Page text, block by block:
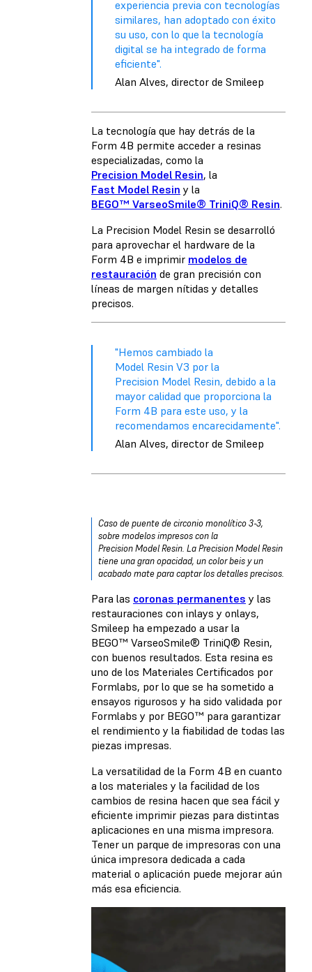
experiencia previa con tecnologías
similares, han adoptado con éxito
su uso, con lo que la tecnología
digital se ha integrado de forma
eficiente".
Alan Alves, director de Smileep
La tecnología que hay detrás de la
Form 4B permite acceder a resinas
especializadas, como la
Precision Model Resin, la
Fast Model Resin y la
BEGO™ VarseoSmile® TriniQ® Resin.
La Precision Model Resin se desarrolló
para aprovechar el hardware de la
Form 4B e imprimir modelos de
restauración de gran precisión con
líneas de margen nítidas y detalles
precisos.
"Hemos cambiado la
Model Resin V3 por la
Precision Model Resin, debido a la
mayor calidad que proporciona la
Form 4B para este uso, y la
recomendamos encarecidamente".
Alan Alves, director de Smileep
Caso de puente de circonio monolítico 3-3,
sobre modelos impresos con la
Precision Model Resin. La Precision Model Resin
tiene una gran opacidad, un color beis y un
acabado mate para captar los detalles precisos.
Para las coronas permanentes y las
restauraciones con inlays y onlays,
Smileep ha empezado a usar la
BEGO™ VarseoSmile® TriniQ® Resin,
con buenos resultados. Esta resina es
uno de los Materiales Certificados por
Formlabs, por lo que se ha sometido a
ensayos rigurosos y ha sido validada por
Formlabs y por BEGO™ para garantizar
el rendimiento y la fiabilidad de todas las
piezas impresas.
La versatilidad de la Form 4B en cuanto
a los materiales y la facilidad de los
cambios de resina hacen que sea fácil y
eficiente imprimir piezas para distintas
aplicaciones en una misma impresora.
Tener un parque de impresoras con una
única impresora dedicada a cada
material o aplicación puede mejorar aún
más esa eficiencia.